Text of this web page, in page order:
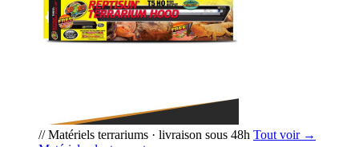
// Matériels terrariums · livraison sous 48h Tout voir →